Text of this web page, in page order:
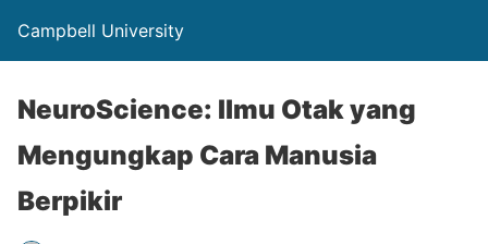
Campbell University
NeuroScience: Ilmu Otak yang
Mengungkap Cara Manusia
Berpikir